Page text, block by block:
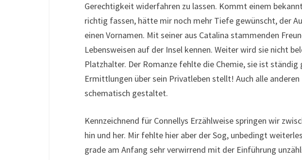
Gerechtigkeit widerfahren zu lassen. Kommt einem
richtig fassen, hätte mir noch mehr Tiefe gewünscht, der
einen Vornamen. Mit seiner aus Catalina stammenden
Lebensweisen auf der Insel kennen. Weiter wird sie nicht
Platzhalter. Der Romanze fehlte die Chemie, sie ist ständig
Ermittlungen über sein Privatleben stellt! Auch alle
schematisch gestaltet.
Kennzeichnend für Connellys Erzählweise springen wir
hin und her. Mir fehlte hier aber der Sog, unbedingt
grade am Anfang sehr verwirrend mit der Einführung